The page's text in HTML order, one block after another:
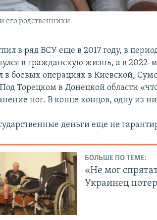
его родственники
в ряд ВСУ еще в 2017 году, в
в гражданскую жизнь, а в 2022-
в боевых операциях в Киевской,
Торецком в Донецкой области
ног. В конце концов, одну из
деньги еще не
БОЛЬШЕ ПО ТЕМЕ:
«Не мог
Украинец